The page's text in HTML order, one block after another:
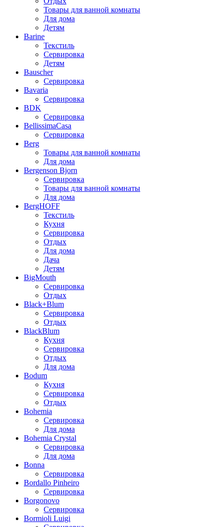
Товары для ванной комнаты
Для дома
Детям
Barine
Текстиль
Сервировка
Детям
Bauscher
Сервировка
Bavaria
Сервировка
BDK
Сервировка
BellissimaCasa
Сервировка
Berg
Товары для ванной комнаты
Для дома
Bergenson Bjorn
Сервировка
Товары для ванной комнаты
Для дома
BergHOFF
Текстиль
Кухня
Сервировка
Отдых
Для дома
Дача
Детям
BigMouth
Сервировка
Отдых
Black+Blum
Сервировка
Отдых
BlackBlum
Кухня
Сервировка
Отдых
Для дома
Bodum
Кухня
Сервировка
Отдых
Bohemia
Сервировка
Для дома
Bohemia Crystal
Сервировка
Для дома
Bonna
Сервировка
Bordallo Pinheiro
Сервировка
Borgonovo
Сервировка
Bormioli Luigi